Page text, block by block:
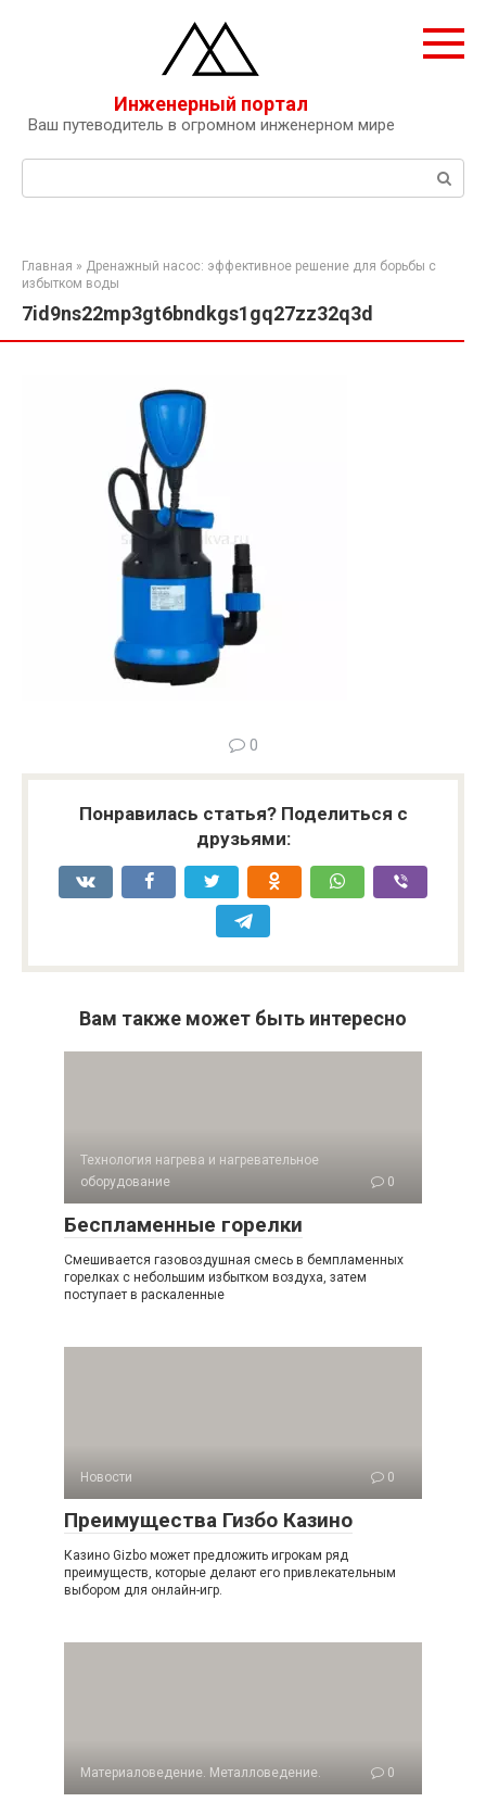
Инженерный портал
Ваш путеводитель в огромном инженерном мире
Поиск:
Главная » Дренажный насос: эффективное решение для борьбы с
избытком воды
7id9ns22mp3gt6bndkgs1gq27zz32q3d
0
Понравилась статья? Поделиться с
друзьями:
Вам также может быть интересно
Технология нагрева и нагревательное
оборудование
0
Беспламенные горелки
Смешивается газовоздушная смесь в бемпламенных
горелках с небольшим избытком воздуха, затем
поступает в раскаленные
Новости 0
Преимущества Гизбо Казино
Казино Gizbo может предложить игрокам ряд
преимуществ, которые делают его привлекательным
выбором для онлайн-игр.
Материаловедение. Металловедение. 0